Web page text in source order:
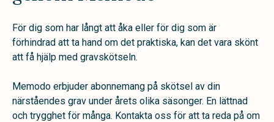
För dig som har långt att åka eller för dig som är
förhindrad att ta hand om det praktiska, kan det vara skönt
att få hjälp med gravskötseln.
Memodo erbjuder abonnemang på skötsel av din
närståendes grav under årets olika säsonger. En lättnad
och trygghet för många. Kontakta oss för att ta reda på om